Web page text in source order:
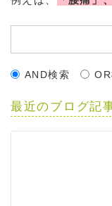
AND検索
最近のブログ記